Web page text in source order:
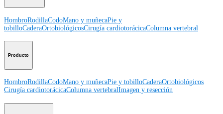
HombroRodillaCodoMano y muñecaPie y
tobilloCaderaOrtobiológicosCirugía cardiotorácicaColumna vertebral
Producto
HombroRodillaCodoMano y muñecaPie y tobilloCaderaOrtobiológicos
Cirugía cardiotorácicaColumna vertebralImagen y resección